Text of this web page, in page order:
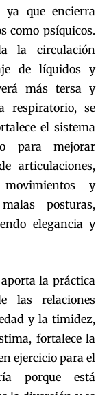
que encierra
como psíquicos.
la circulación
de líquidos y
más tersa y
respiratorio, se
el sistema
para mejorar
articulaciones,
y
posturas,
elegancia y
la práctica
las relaciones
y la timidez,
fortalece la
ejercicio para el
porque está